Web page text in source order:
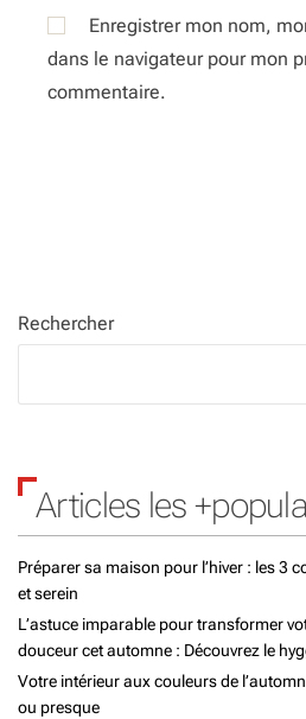
Enregistrer mon nom,
dans le navigateur pour mon
commentaire.
Rechercher
Articles les
Préparer sa maison pour l’hiver : les 3
et serein
L’astuce imparable pour transformer
douceur cet automne : Découvrez le
Votre intérieur aux couleurs de
ou presque